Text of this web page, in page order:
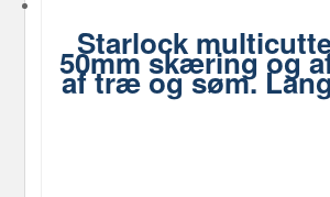
Starlock
50mm skæring og
af træ og søm.